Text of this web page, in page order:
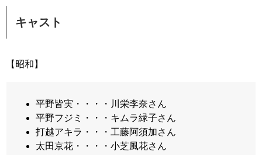
キャスト
【昭和】
平野皆実・・・・川栄李奈さん
平野フジミ・・・キムラ緑子さん
打越アキラ・・・工藤阿須加さん
太田京花・・・・小芝風花さん